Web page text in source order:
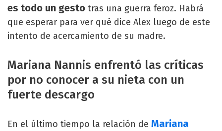
es todo un gesto tras una guerra feroz. Habrá
que esperar para ver qué dice Alex luego de este
intento de acercamiento de su madre.
Mariana Nannis enfrentó las críticas
por no conocer a su nieta con un
fuerte descargo
En el último tiempo la relación de Mariana